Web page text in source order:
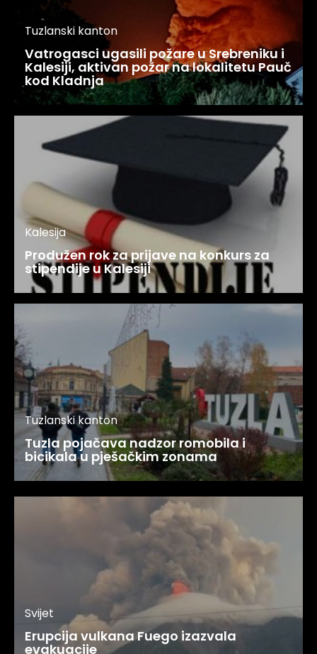
Tuzlanski kanton
Vatrogasci ugasili požare u Srebreniku i
Kalesiji, aktivan požar na lokalitetu Pauč
kod Kladnja
Kalesija
Produžen rok za prijave na konkurs za
stipendije u Kalesiji
Tuzlanski kanton
Tuzla pojačava nadzor romobila i
bicikala u pješačkim zonama
Svijet
Erupcija vulkana Fuego izazvala
evakuacije